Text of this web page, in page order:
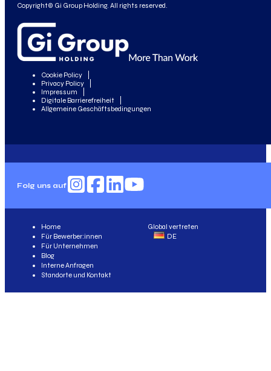
Copyright© Gi Group Holding. All rights reserved.
Cookie Policy
Privacy Policy
Impressum
Digitale Barrierefreiheit
Allgemeine Geschäftsbedingungen
Folg uns auf
Global vertreten
DE
Home
Für Bewerber:innen
Für Unternehmen
Blog
Interne Anfragen
Standorte und Kontakt